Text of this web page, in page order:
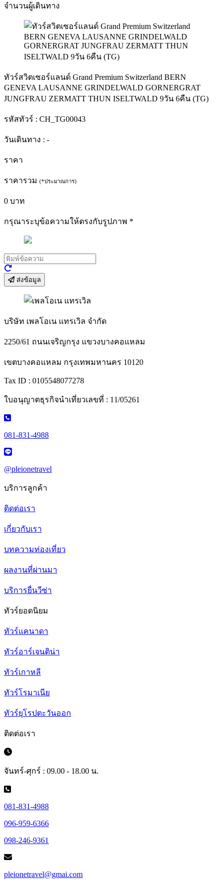
จำนวนผู้เดินทาง
ทัวร์สวิตเซอร์แลนด์ Grand Premium Switzerland BERN
GENEVA LAUSANNE GRINDELWALD GORNERGRAT
JUNGFRAU ZERMATT THUN ISELTWALD 9วัน 6คืน (TG)
รหัสทัวร์ : CH_TG00043
วันเดินทาง : -
ราคา
ราคารวม (*ประมาณการ)
0 บาท
กรุณาระบุข้อความให้ตรงกับรูปภาพ *
ส่งข้อมูล
บริษัท เพลโอเน แทรเวิล จำกัด
2250/61 ถนนเจริญกรุง แขวงบางคอแหลม
เขตบางคอแหลม กรุงเทพมหานคร 10120
Tax ID : 0105548077278
ใบอนุญาตธุรกิจนำเที่ยวเลขที่ : 11/05261
081-831-4988
@pleionetravel
บริการลูกค้า
ติดต่อเรา
เกี่ยวกับเรา
บทความท่องเที่ยว
ผลงานที่ผ่านมา
บริการยื่นวีซ่า
ทัวร์ยอดนิยม
ทัวร์แคนาดา
ทัวร์อาร์เจนติน่า
ทัวร์เกาหลี
ทัวร์โรมาเนีย
ทัวร์ยุโรปตะวันออก
ติดต่อเรา
จันทร์-ศุกร์ : 09.00 - 18.00 น.
081-831-4988
096-959-6366
098-246-9361
pleionetravel@gmai.com